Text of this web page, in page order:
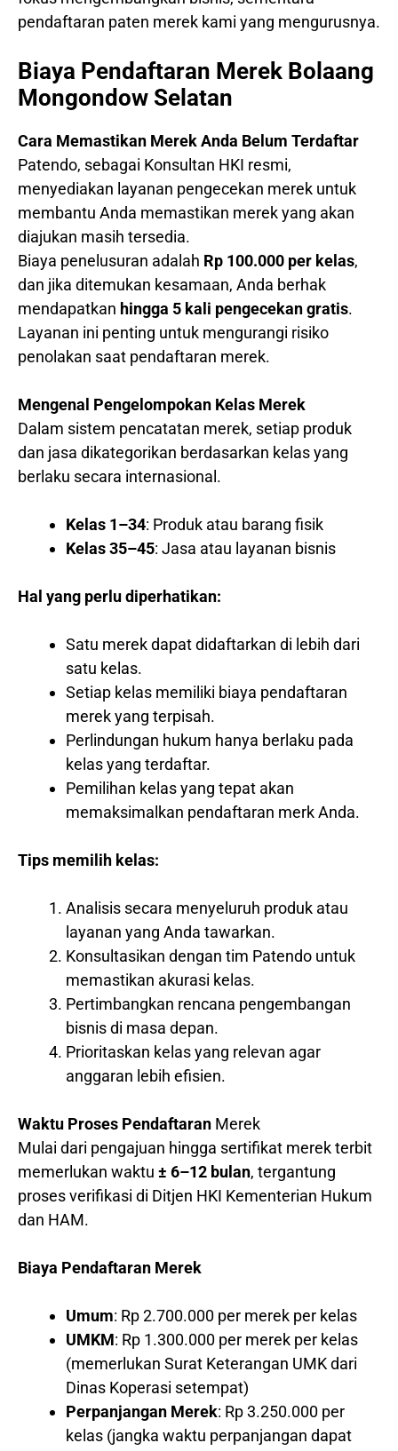
pendaftaran paten merek kami yang mengurusnya.
Biaya Pendaftaran Merek Bolaang
Mongondow Selatan
Cara Memastikan Merek Anda Belum Terdaftar
Patendo, sebagai Konsultan HKI resmi,
menyediakan layanan pengecekan merek untuk
membantu Anda memastikan merek yang akan
diajukan masih tersedia.
Biaya penelusuran adalah Rp 100.000 per kelas,
dan jika ditemukan kesamaan, Anda berhak
mendapatkan hingga 5 kali pengecekan gratis.
Layanan ini penting untuk mengurangi risiko
penolakan saat pendaftaran merek.
Mengenal Pengelompokan Kelas Merek
Dalam sistem pencatatan merek, setiap produk
dan jasa dikategorikan berdasarkan kelas yang
berlaku secara internasional.
Kelas 1–34: Produk atau barang fisik
Kelas 35–45: Jasa atau layanan bisnis
Hal yang perlu diperhatikan:
Satu merek dapat didaftarkan di lebih dari
satu kelas.
Setiap kelas memiliki biaya pendaftaran
merek yang terpisah.
Perlindungan hukum hanya berlaku pada
kelas yang terdaftar.
Pemilihan kelas yang tepat akan
memaksimalkan pendaftaran merk Anda.
Tips memilih kelas:
Analisis secara menyeluruh produk atau
layanan yang Anda tawarkan.
Konsultasikan dengan tim Patendo untuk
memastikan akurasi kelas.
Pertimbangkan rencana pengembangan
bisnis di masa depan.
Prioritaskan kelas yang relevan agar
anggaran lebih efisien.
Waktu Proses Pendaftaran Merek
Mulai dari pengajuan hingga sertifikat merek terbit
memerlukan waktu ± 6–12 bulan, tergantung
proses verifikasi di Ditjen HKI Kementerian Hukum
dan HAM.
Biaya Pendaftaran Merek
Umum: Rp 2.700.000 per merek per kelas
UMKM: Rp 1.300.000 per merek per kelas
(memerlukan Surat Keterangan UMK dari
Dinas Koperasi setempat)
Perpanjangan Merek: Rp 3.250.000 per
kelas (jangka waktu perpanjangan dapat